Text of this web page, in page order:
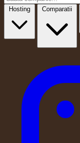
Hosting Comparatii